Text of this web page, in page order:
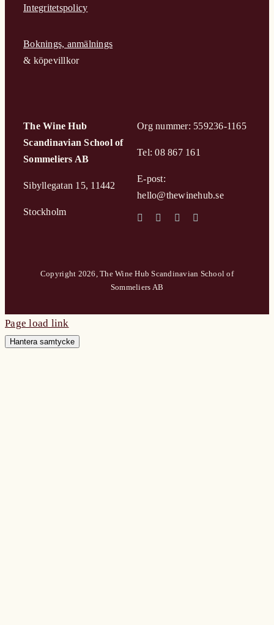
Integritetspolicy
Boknings, anmälnings
& köpevillkor
The Wine Hub
Scandinavian School of
Sommeliers AB
Sibyllegatan 15, 11442
Stockholm
Org nummer: 559236-1165
Tel: 08 867 161
E-post:
hello@thewinehub.se
Copyright 2026, The Wine Hub Scandinavian School of
Sommeliers AB
Page load link
Hantera samtycke